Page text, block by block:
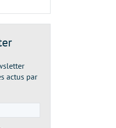
actus par